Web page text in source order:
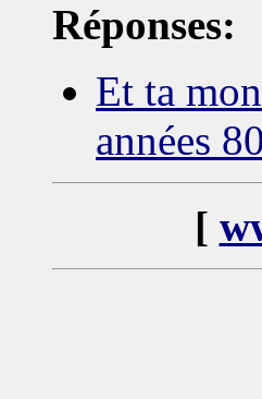
Réponses:
Et ta
années
[